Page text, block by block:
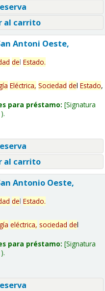
al carrito
Antoni Oeste,
del Estado.
Eléctrica, Sociedad del Estado,
para préstamo: Signatura
al carrito
Antonio Oeste,
del Estado.
eléctrica, sociedad del
para préstamo: Signatura